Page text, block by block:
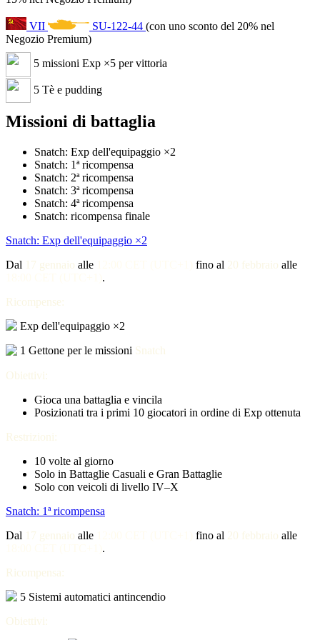
VII SU-122-44 (con uno sconto del 20% nel
Negozio Premium)
5 missioni Exp ×5 per vittoria
5 Tè e pudding
Missioni di battaglia
Snatch: Exp dell'equipaggio ×2
Snatch: 1ª ricompensa
Snatch: 2ª ricompensa
Snatch: 3ª ricompensa
Snatch: 4ª ricompensa
Snatch: ricompensa finale
Snatch: Exp dell'equipaggio ×2
Dal 17 gennaio alle fino al 20 febbraio alle
.
Ricompense:
Exp dell'equipaggio ×2
1 Gettone per le missioni Snatch
Obiettivi:
Gioca una battaglia e vincila
Posizionati tra i primi 10 giocatori in ordine di Exp ottenuta
Restrizioni:
10 volte al giorno
Solo in Battaglie Casuali e Gran Battaglie
Solo con veicoli di livello IV–X
Snatch: 1ª ricompensa
Dal 17 gennaio alle fino al 20 febbraio alle
.
Ricompensa:
5 Sistemi automatici antincendio
Obiettivi: